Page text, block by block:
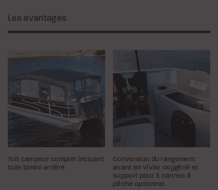
Les avantages
Toit campeur complet incluant
toile bimini arrière
Conversion du rangement
avant en vivier oxygéné et
support pour 3 cannes à
pêche optionnel